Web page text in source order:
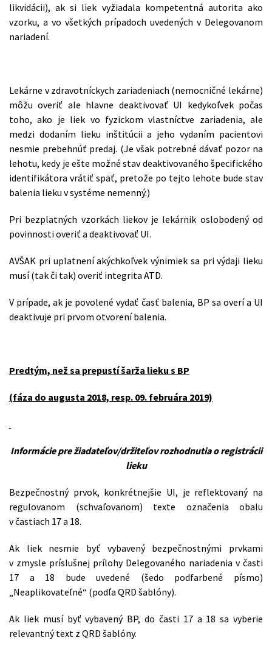
likvidácii), ak si liek vyžiadala kompetentná autorita ako
vzorku, a vo všetkých prípadoch uvedených v Delegovanom
nariadení.
Lekárne v zdravotníckych zariadeniach (nemocničné lekárne)
môžu overiť ale hlavne deaktivovať UI kedykoľvek počas
toho, ako je liek vo fyzickom vlastníctve zariadenia, ale
medzi dodaním lieku inštitúcii a jeho vydaním pacientovi
nesmie prebehnúť predaj. (Je však potrebné dávať pozor na
lehotu, kedy je ešte možné stav deaktivovaného špecifického
identifikátora vrátiť späť, pretože po tejto lehote bude stav
balenia lieku v systéme nemenný.)
Pri bezplatných vzorkách liekov je lekárnik oslobodený od
povinnosti overiť a deaktivovať UI.
AVŠAK pri uplatnení akýchkoľvek výnimiek sa pri výdaji lieku
musí (tak či tak) overiť integrita ATD.
V prípade, ak je povolené vydať časť balenia, BP sa overí a UI
deaktivuje pri prvom otvorení balenia.
Predtým, než sa prepustí šarža lieku s BP
(fáza do augusta 2018, resp. 09. februára 2019)
Informácie pre žiadateľov/držiteľov rozhodnutia o registrácii
lieku
Bezpečnostný prvok, konkrétnejšie UI, je reflektovaný na
regulovanom (schvaľovanom) texte označenia obalu
v častiach 17 a 18.
Ak liek nesmie byť vybavený bezpečnostnými prvkami
v zmysle príslušnej prílohy Delegovaného nariadenia v časti
17 a 18 bude uvedené (šedo podfarbené písmo)
„Neaplikovateľné“ (podľa QRD šablóny).
Ak liek musí byť vybavený BP, do časti 17 a 18 sa vyberie
relevantný text z QRD šablóny.